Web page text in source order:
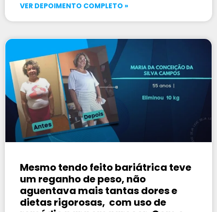
VER DEPOIMENTO COMPLETO »
Mesmo tendo feito bariátrica teve
um reganho de peso, não
aguentava mais tantas dores e
dietas rigorosas, com uso de